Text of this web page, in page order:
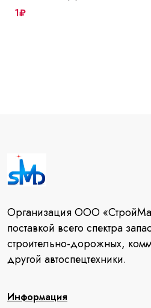
1₽
Организация ООО
поставкой всего спектра
строительно-дорожных,
другой автоспецтехники.
Информация